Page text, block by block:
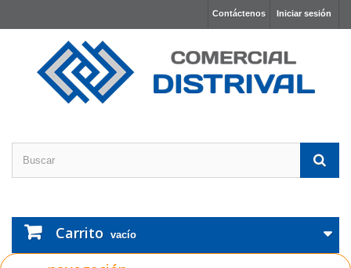
Iniciar sesión
Contáctenos
Carrito vacío